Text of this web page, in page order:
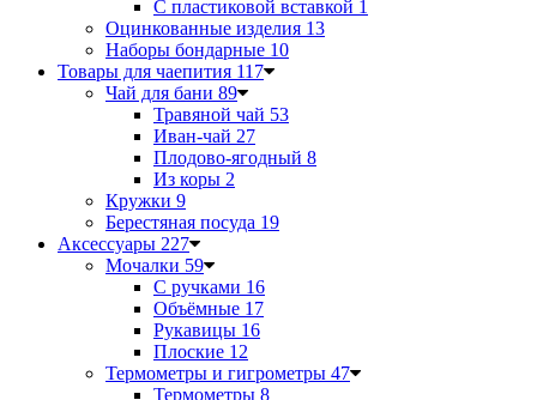
С пластиковой вставкой 1
Оцинкованные изделия 13
Наборы бондарные 10
Товары для чаепития 117
Чай для бани 89
Травяной чай 53
Иван-чай 27
Плодово-ягодный 8
Из коры 2
Кружки 9
Берестяная посуда 19
Аксессуары 227
Мочалки 59
С ручками 16
Объёмные 17
Рукавицы 16
Плоские 12
Термометры и гигрометры 47
Термометры 8